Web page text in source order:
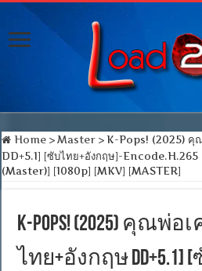
Home > Master > K-Pops! (2025) คุณ
DD+5.1] [ซับไทย+อังกฤษ]-
(Master)] [1080p] [MKV] [MASTER]
K-Pops! (2025) คุณพ่อ
ไทย+อังกฤษ DD+5.1]